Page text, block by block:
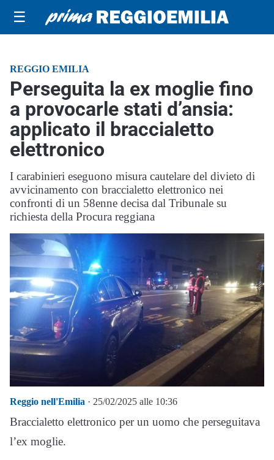
☰
REGGIO EMILIA
Perseguita la ex moglie fino
a provocarle stati d’ansia:
applicato il braccialetto
elettronico
I carabinieri eseguono misura cautelare del divieto di
avvicinamento con braccialetto elettronico nei
confronti di un 58enne decisa dal Tribunale su
richiesta della Procura reggiana
Reggio nell'Emilia · 25/02/2025 alle 10:36
Braccialetto elettronico per un uomo che perseguitava
l’ex moglie.